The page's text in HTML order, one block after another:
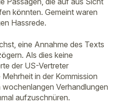
könnten. Gemeint waren
Hassrede.
eine Annahme des Texts
Als dies keine
der US-Vertreter
in der Kommission
Verhandlungen
aufzuschnüren.